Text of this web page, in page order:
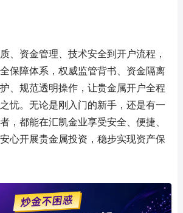
、资金管理、技术安全到开户流程，
保障体系，权威监管背书、资金隔离
、规范透明操作，让贵金属开户全程
忧。无论是刚入门的新手，还是有一
，都能在汇凯金业享受安全、便捷、
心开展贵金属投资，稳步实现资产保